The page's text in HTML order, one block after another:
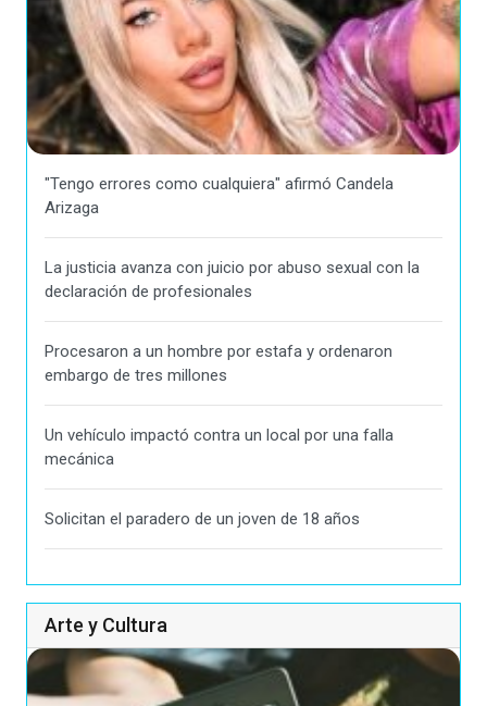
"Tengo errores como cualquiera" afirmó Candela
Arizaga
La justicia avanza con juicio por abuso sexual con la
declaración de profesionales
Procesaron a un hombre por estafa y ordenaron
embargo de tres millones
Un vehículo impactó contra un local por una falla
mecánica
Solicitan el paradero de un joven de 18 años
Arte y Cultura